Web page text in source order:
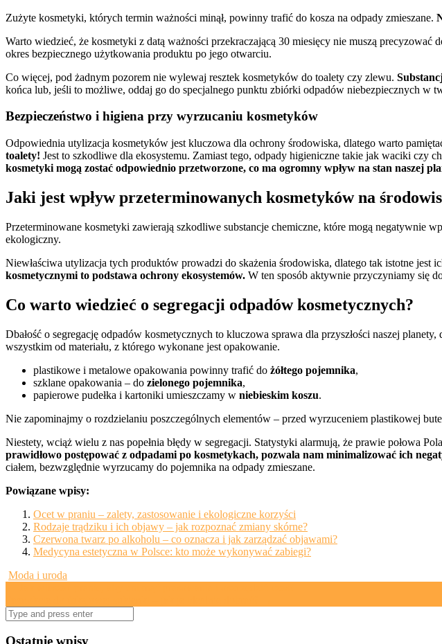
Zużyte kosmetyki, których termin ważności minął, powinny trafić do kosza na odpady zmieszane.
Warto wiedzieć, że kosmetyki z datą ważności przekraczającą 30 miesięcy nie muszą
okres bezpiecznego użytkowania produktu po jego otwarciu.
Co więcej, pod żadnym pozorem nie wylewaj resztek kosmetyków do toalety czy zlewu.
końca lub, jeśli to możliwe, oddaj go do specjalnego punktu zbiórki odpadów niebezpiecznych w
Bezpieczeństwo i higiena przy wyrzucaniu kosmetyków
Odpowiednia utylizacja kosmetyków jest kluczowa dla ochrony środowiska, dlatego warto
toalety! Jest to szkodliwe dla ekosystemu. Zamiast tego, odpady higieniczne takie jak waciki czy
kosmetyki mogą zostać odpowiednio przetworzone, co ma ogromny wpływ na stan naszej
Jaki jest wpływ przeterminowanych kosmetyków na
Przeterminowane kosmetyki zawierają szkodliwe substancje chemiczne, które mogą negatywnie
ekologiczny.
Niewłaściwa utylizacja tych produktów prowadzi do skażenia środowiska, dlatego tak istotne jest
kosmetycznymi to podstawa ochrony ekosystemów. W ten sposób aktywnie przyczyniamy się
Co warto wiedzieć o segregacji odpadów kosmetycznych?
Dbałość o segregację odpadów kosmetycznych to kluczowa sprawa dla przyszłości naszej
wszystkim od materiału, z którego wykonane jest opakowanie.
plastikowe i metalowe opakowania powinny trafić do żółtego pojemnika,
szklane opakowania – do zielonego pojemnika,
papierowe pudełka i kartoniki umieszczamy w niebieskim koszu.
Nie zapominajmy o rozdzielaniu poszczególnych elementów – przed wyrzuceniem plastikowej
Niestety, wciąż wielu z nas popełnia błędy w segregacji. Statystyki alarmują, że prawie połowa
prawidłowo postępować z odpadami po kosmetykach, pozwala nam minimalizować ich
ciałem, bezwzględnie wyrzucamy do pojemnika na odpady zmieszane.
Powiązane wpisy:
Ocet w praniu – zalety, zastosowanie i ekologiczne korzyści
Rodzaje trądziku i ich objawy – jak rozpoznać zmiany skórne?
Czerwona twarz po alkoholu – co oznacza i jak zarządzać objawami?
Medycyna estetyczna w Polsce: kto może wykonywać zabiegi?
Moda i uroda
navigation
Search
for: